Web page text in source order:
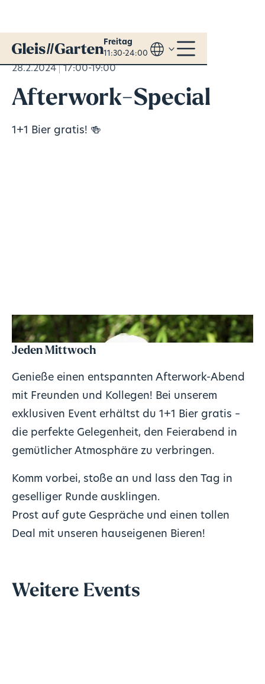
Freitag
11:30-24:00
28.2.2024 17:00-19:00
Afterwork-Special
1+1 Bier gratis! 🍻
Jeden Mittwoch
Genieße einen entspannten Afterwork-Abend
mit Freunden und Kollegen! Bei unserem
exklusiven Event erhältst du 1+1 Bier gratis –
die perfekte Gelegenheit, den Feierabend in
gemütlicher Atmosphäre zu verbringen.
Komm vorbei, stoße an und lass den Tag in
geselliger Runde ausklingen.
Prost auf gute Gespräche und einen tollen
Deal mit unseren hauseigenen Bieren!
Weitere Events